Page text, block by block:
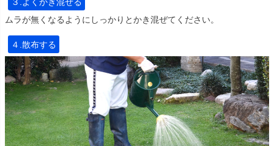
ムラが無くなるようにしっかりとかき混ぜてください。
４.散布する